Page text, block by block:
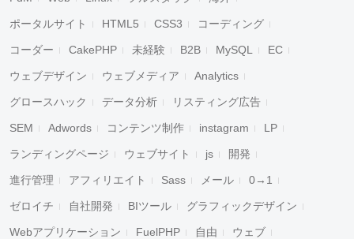
ポータルサイト HTML5 CSS3 コーディング
コーダー CakePHP 未経験 B2B MySQL EC
ウェブデザイン ウェブメディア Analytics
グロースハック データ分析 リスティング広告
SEM Adwords コンテンツ制作 instagram LP
ランディングページ ウェブサイト js 開発
進行管理 アフィリエイト Sass メール 0→1
ゼロイチ 自社開発 BIツール グラフィックデザイン
Webアプリケーション FuelPHP 自由 ウェブ